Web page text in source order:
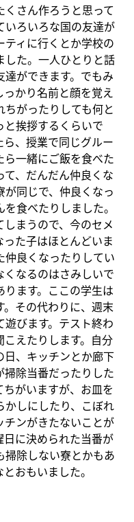
さん作ろうと思って
いろいろな国の友達が
ィに行くとか学校の
した。一人ひとりと話
ができます。でもみ
かり名前と顔を覚え
がったりしても何と
挨拶するくらいで
、授業で同じグルー
一緒にご飯を食べた
、だんだん仲良くな
同じで、仲良くなっ
食べたりしました。
まうので、今のセメ
た子はほとんどいま
良くなったりしてい
なるのはさみしいで
ます。ここの学生は
その代わりに、週末
びます。テスト終わ
えたりします。自分
日、キッチンとか廊下
除当番だったりした
がいますが、お皿を
しにしたり、こぼれ
チンがきたないことが
に決められた当番が
除しない寮とかもあ
おもいました。